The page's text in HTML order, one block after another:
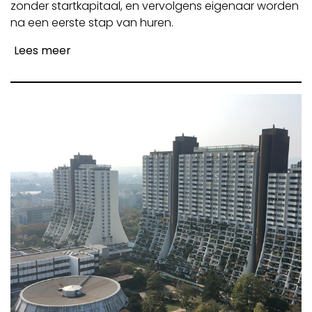
zonder startkapitaal, en vervolgens eigenaar worden
na een eerste stap van huren.
Lees meer